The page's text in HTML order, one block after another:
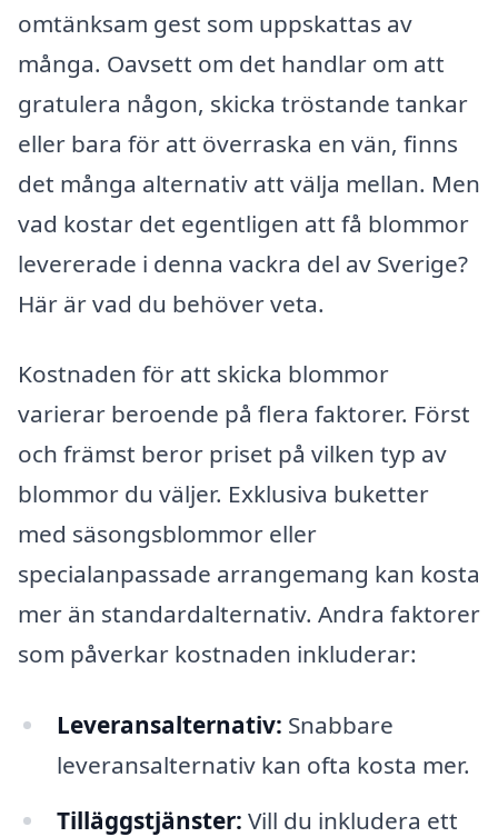
omtänksam gest som uppskattas av
många. Oavsett om det handlar om att
gratulera någon, skicka tröstande tankar
eller bara för att överraska en vän, finns
det många alternativ att välja mellan. Men
vad kostar det egentligen att få blommor
levererade i denna vackra del av Sverige?
Här är vad du behöver veta.
Kostnaden för att skicka blommor
varierar beroende på flera faktorer. Först
och främst beror priset på vilken typ av
blommor du väljer. Exklusiva buketter
med säsongsblommor eller
specialanpassade arrangemang kan kosta
mer än standardalternativ. Andra faktorer
som påverkar kostnaden inkluderar:
Leveransalternativ: Snabbare
leveransalternativ kan ofta kosta mer.
Tilläggstjänster: Vill du inkludera ett